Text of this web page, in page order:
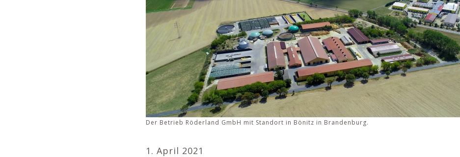
Der Betrieb Röderland GmbH mit Standort in Bönitz in Brandenburg.
1. April 2021